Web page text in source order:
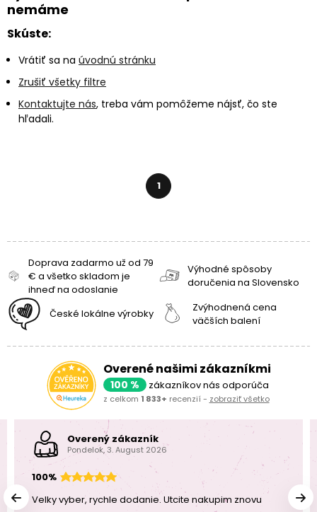
nemáme
Skúste:
Vrátiť sa na úvodnú stránku
Zrušiť všetky filtre
Kontaktujte nás, treba vám pomôžeme nájsť, čo ste
hľadali.
1
Doprava zadarmo už od 79
€ a všetko skladom je
ihneď na odoslanie
Výhodné spôsoby
doručenia na Slovensko
České lokálne výrobky
Zvýhodnená cena
väčších balení
Overené našimi zákazníkmi
100 % zákazníkov nás odporúča
z celkom 1 833+ recenzií - zobraziť všetko
Overený zákazník
Pondelok, 3. August 2026
100%
Velky vyber, rychle dodanie. Utcite nakupim znovu